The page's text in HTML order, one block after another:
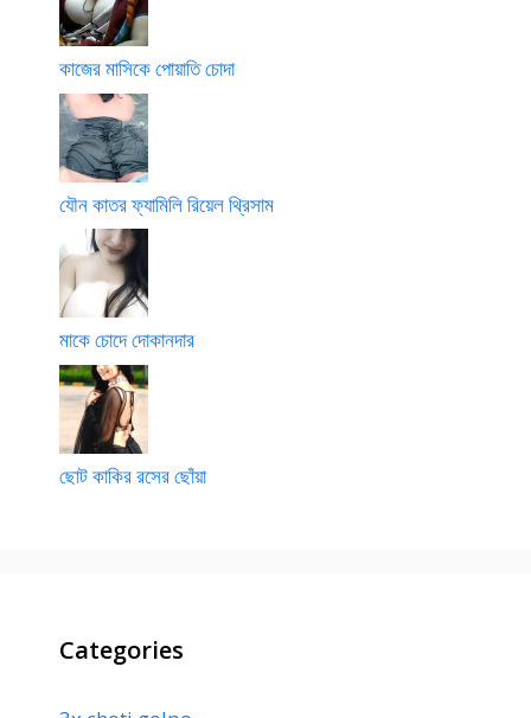
কাজের মাসিকে পোয়াতি চোদা
যৌন কাতর ফ্যামিলি রিয়েল থ্রিসাম
মাকে চোদে দোকানদার
ছোট কাকির রসের ছোঁয়া
Categories